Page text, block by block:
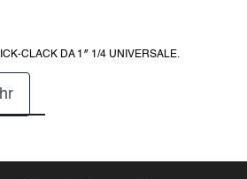
86
CLACK DA 1″ 1/4 UNIVERSALE.